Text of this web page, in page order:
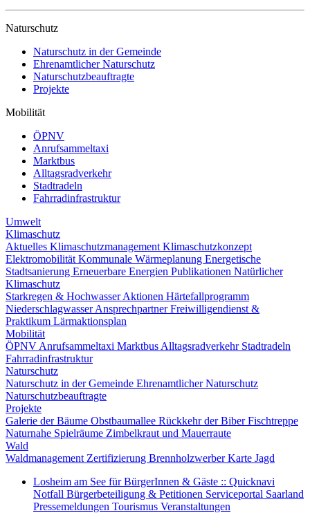
Naturschutz
Naturschutz in der Gemeinde
Ehrenamtlicher Naturschutz
Naturschutzbeauftragte
Projekte
Mobilität
ÖPNV
Anrufsammeltaxi
Marktbus
Alltagsradverkehr
Stadtradeln
Fahrradinfrastruktur
Umwelt
Klimaschutz
Aktuelles Klimaschutzmanagement Klimaschutzkonzept
Elektromobilität Kommunale Wärmeplanung Energetische
Stadtsanierung Erneuerbare Energien Publikationen Natürlicher
Klimaschutz
Starkregen & HochwasserAktionen Härtefallprogramm
NiederschlagwasserAnsprechpartnerFreiwilligendienst &
Praktikum Lärmaktionsplan
Mobilität
ÖPNV Anrufsammeltaxi Marktbus Alltagsradverkehr Stadtradeln
Fahrradinfrastruktur
Naturschutz
Naturschutz in der Gemeinde Ehrenamtlicher Naturschutz
Naturschutzbeauftragte
Projekte
Galerie der Bäume Obstbaumallee Rückkehr der BiberFischtreppe
Naturnahe Spielräume Zimbelkraut und Mauerraute
Wald
Waldmanagement Zertifizierung BrennholzwerberKarte Jagd
Losheim am See für BürgerInnen & Gäste :: Quicknavi
Notfall Bürgerbeteiligung & Petitionen Serviceportal Saarland
Pressemeldungen Tourismus Veranstaltungen